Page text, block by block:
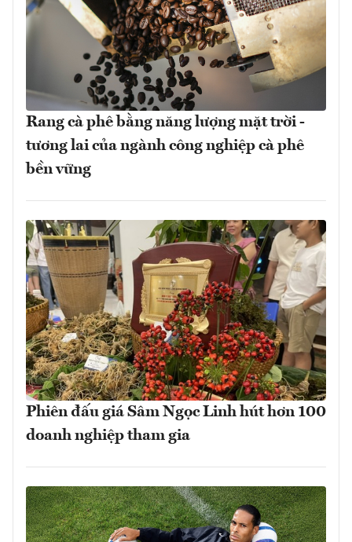
Rang cà phê bằng năng lượng mặt trời -
tương lai của ngành công nghiệp cà phê
bền vững
Phiên đấu giá Sâm Ngọc Linh hút hơn 100
doanh nghiệp tham gia